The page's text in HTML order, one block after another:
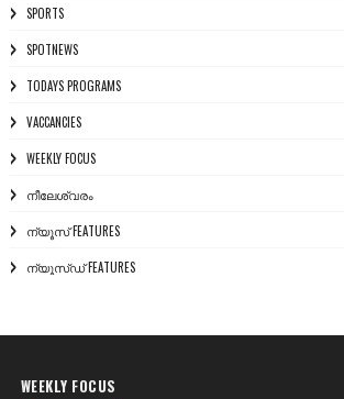
SPORTS
SPOTNEWS
TODAYS PROGRAMS
VACCANCIES
WEEKLY FOCUS
നീലേശ്വരം
ന്യൂസ് FEATURES
ന്യൂസ്ഡ് FEATURES
WEEKLY FOCUS